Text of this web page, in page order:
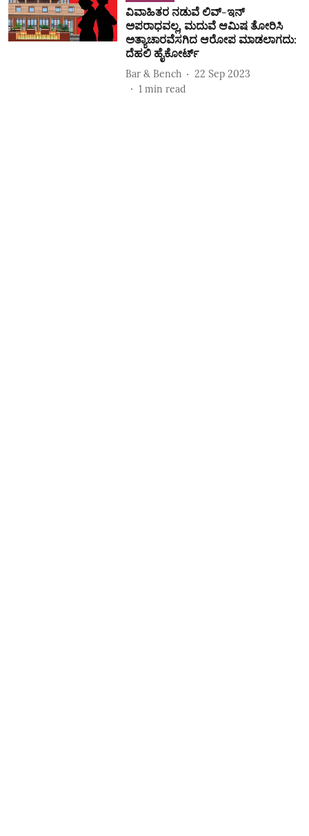
ವಿವಾಹಿತರ ನಡುವೆ ಲಿವ್‌-ಇನ್‌
ಅಪರಾಧವಲ್ಲ, ಮದುವೆ ಆಮಿಷ ತೋರಿಸಿ
ಅತ್ಯಾಚಾರವೆಸಗಿದ ಆರೋಪ ಮಾಡಲಾಗದು:
ದೆಹಲಿ ಹೈಕೋರ್ಟ್‌
Bar & Bench
22 Sep 2023
1 min read